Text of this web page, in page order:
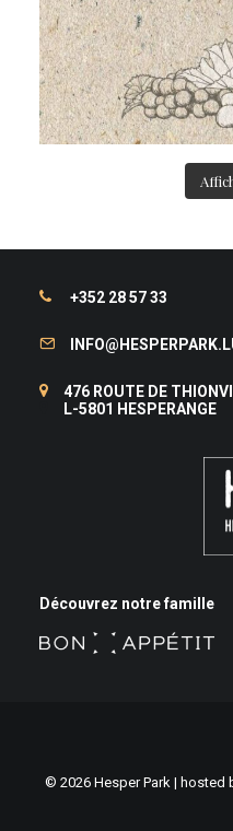
+352 28 57 33
476 ROUTE DE
L-5801 HESPERANGE
Découvrez notre famille
© 2026 Hesper Park | hosted